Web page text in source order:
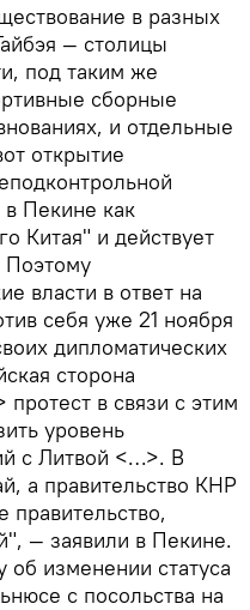
в разных
— столицы
под таким же
сборные
и отдельные
открытие
Пекине как
Китая" и действует
Поэтому
власти в ответ на
себя уже 21 ноября
дипломатических
сторона
в связи с этим
уровень
с Литвой <…>. В
а правительство КНР
правительство,
— заявили в Пекине.
изменении статуса
с посольства на